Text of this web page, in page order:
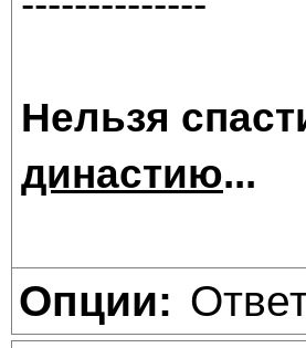
Нельзя
династию...
Опции: